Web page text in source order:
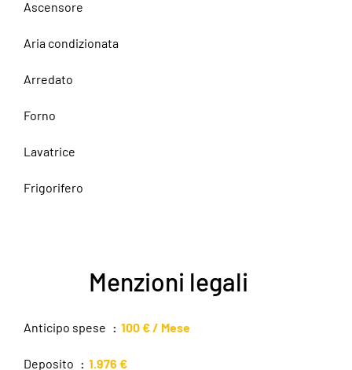
Ascensore
Aria condizionata
Arredato
Forno
Lavatrice
Frigorifero
Menzioni legali
Anticipo spese 100 € / Mese
Deposito 1.976 €